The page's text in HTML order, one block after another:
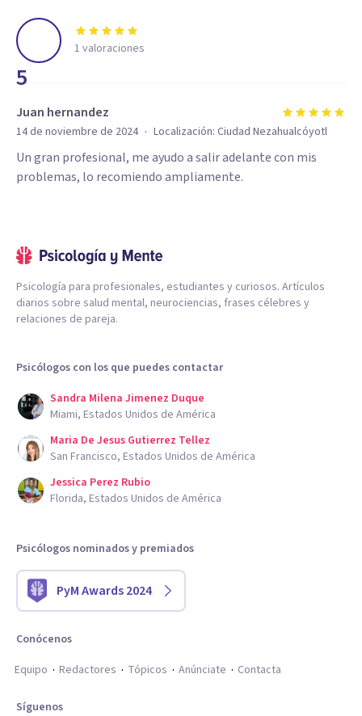
5
1 valoraciones
Juan hernandez
14 de noviembre de 2024 · Localización: Ciudad Nezahualcóyotl
Un gran profesional, me ayudo a salir adelante con mis
problemas, lo recomiendo ampliamente.
Psicología para profesionales, estudiantes y curiosos. Artículos
diarios sobre salud mental, neurociencias, frases célebres y
relaciones de pareja.
Psicólogos con los que puedes contactar
Sandra Milena Jimenez Duque
Miami, Estados Unidos de América
Maria De Jesus Gutierrez Tellez
San Francisco, Estados Unidos de América
Jessica Perez Rubio
Florida, Estados Unidos de América
Psicólogos nominados y premiados
PyM Awards 2024
Conócenos
Equipo
Redactores Tópicos Anúnciate Contacta
Síguenos